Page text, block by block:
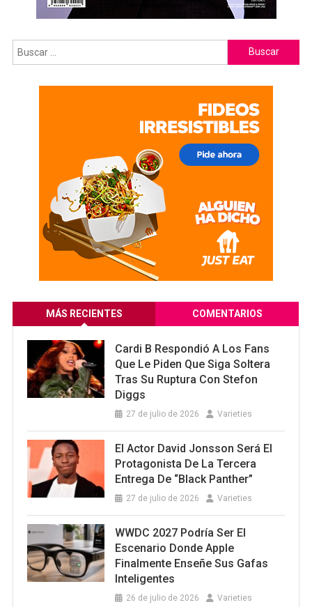
Buscar:
MÁS RECIENTES COMENTARIOS
Cardi B Respondió A Los Fans
Que Le Piden Que Siga Soltera
Tras Su Ruptura Con Stefon
Diggs
27 de julio de 2026 Varieties
El Actor David Jonsson Será El
Protagonista De La Tercera
Entrega De “Black Panther”
27 de julio de 2026 Varieties
WWDC 2027 Podría Ser El
Escenario Donde Apple
Finalmente Enseñe Sus Gafas
Inteligentes
26 de julio de 2026 Varieties